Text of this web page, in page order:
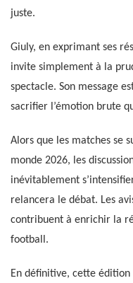
juste.
Giuly, en exprimant ses
invite simplement à la
spectacle. Son message
sacrifier l’émotion brute
Alors que les matches se
monde 2026, les
inévitablement
relancera le débat. Les
contribuent à enrichir la
football.
En définitive, cette